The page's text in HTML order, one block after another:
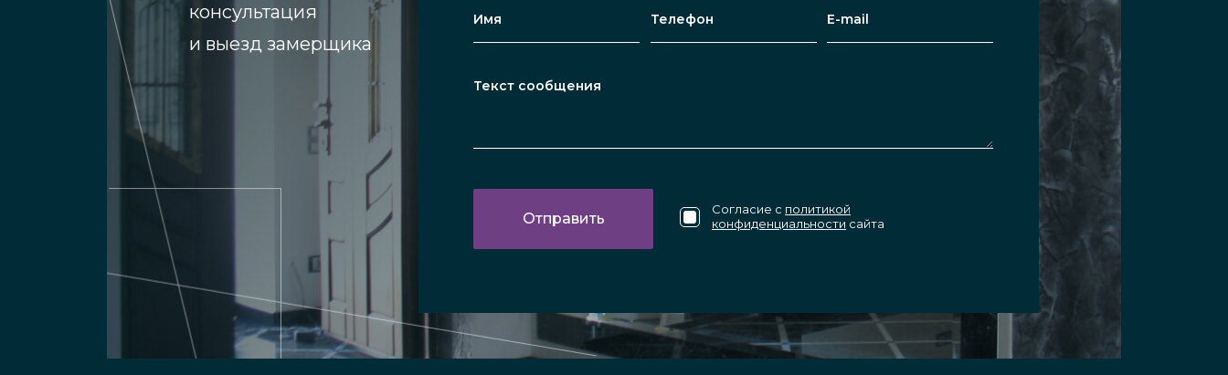
консультация
и выезд замерщика
Согласие с политикой
конфиденциальности сайта